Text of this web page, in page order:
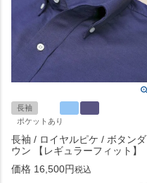
長袖
ポケットあり
長袖 / ロイヤルピケ / ボタンダ
ウン 【レギュラーフィット】
価格 16,500 税込